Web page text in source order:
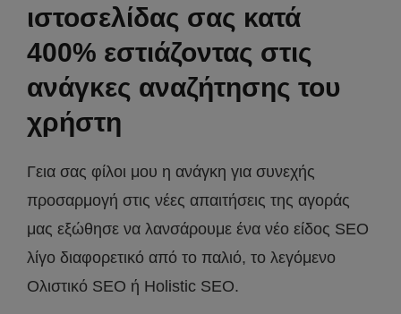
ιστοσελίδας σας κατά
400% εστιάζοντας στις
ανάγκες αναζήτησης του
χρήστη
Γεια σας φίλοι μου η ανάγκη για συνεχής
προσαρμογή στις νέες απαιτήσεις της αγοράς
μας εξώθησε να λανσάρουμε ένα νέο είδος SEO
λίγο διαφορετικό από το παλιό, το λεγόμενο
Ολιστικό SEO ή Holistic SEO.